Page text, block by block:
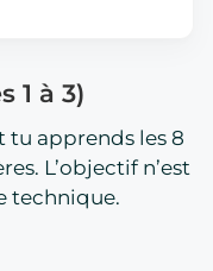
1 à 3)
tu apprends les 8
L’objectif n’est
technique.